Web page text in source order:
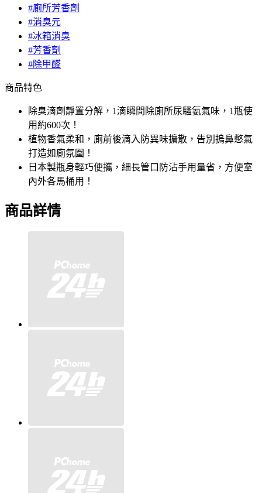
#廁所芳香劑
#消臭元
#冰箱消臭
#芳香劑
#除甲醛
商品特色
除臭滴劑靜置分解，1滴瞬間除廁所尿騷氨氣味，1瓶使
用約600次！
植物香氣柔和，廁前後滴入防異味擴散，告別摀鼻憋氣
打造如廁氛圍！
日本製瓶身輕巧便攜，細長管口防沾手用量省，方便室
內外各馬桶用！
商品詳情